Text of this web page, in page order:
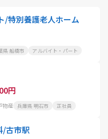
/特別養護老人ホーム
県 船橋市 アルバイト・パート
円
物産 兵庫県 明石市 正社員
/古市駅